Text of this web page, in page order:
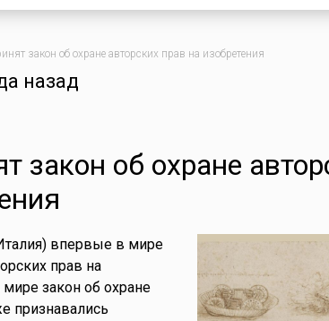
закон об охране авторских прав на изобретения
назад
закон об охране
впервые в мире
прав на
закон об охране
признавались